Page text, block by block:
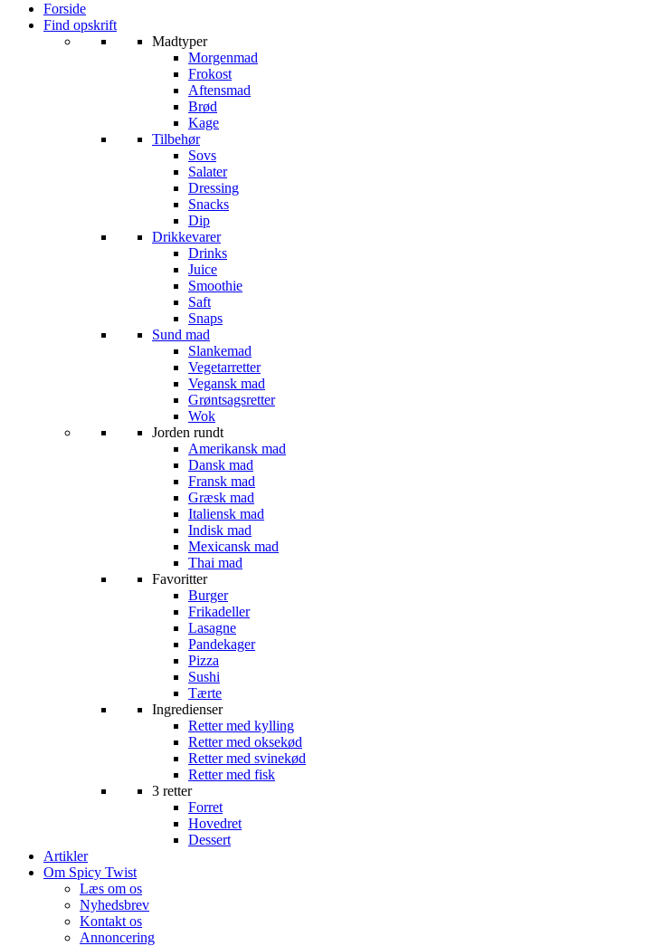
Forside
Find opskrift
Madtyper
Morgenmad
Frokost
Aftensmad
Brød
Kage
Tilbehør
Sovs
Salater
Dressing
Snacks
Dip
Drikkevarer
Drinks
Juice
Smoothie
Saft
Snaps
Sund mad
Slankemad
Vegetarretter
Vegansk mad
Grøntsagsretter
Wok
Jorden rundt
Amerikansk mad
Dansk mad
Fransk mad
Græsk mad
Italiensk mad
Indisk mad
Mexicansk mad
Thai mad
Favoritter
Burger
Frikadeller
Lasagne
Pandekager
Pizza
Sushi
Tærte
Ingredienser
Retter med kylling
Retter med oksekød
Retter med svinekød
Retter med fisk
3 retter
Forret
Hovedret
Dessert
Artikler
Om Spicy Twist
Læs om os
Nyhedsbrev
Kontakt os
Annoncering